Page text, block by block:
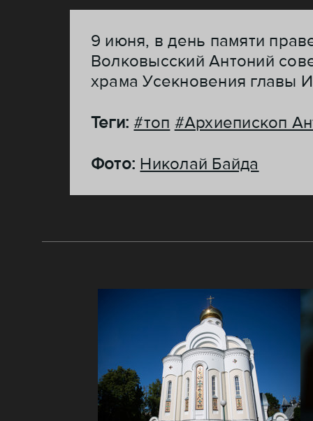
9 июня, в день памяти
Волковысский Антоний
храма Усекновения главы
Теги:#топ #Архиепископ
Фото: Николай Байда